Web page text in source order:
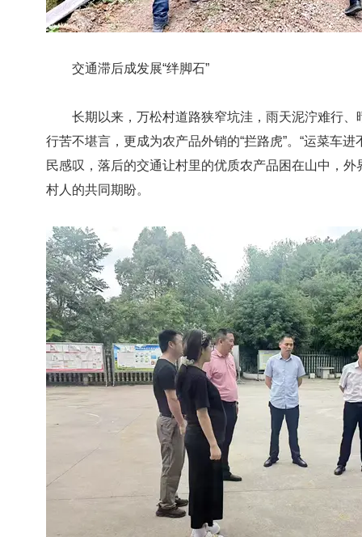
交通滞后成发展“绊脚石”
长期以来，万松村道路狭窄坑洼，雨天泥泞难行、
行苦不堪言，更成为农产品外销的“拦路虎”。“运菜车
民感叹，落后的交通让村里的优质农产品困在山中，
村人的共同期盼。